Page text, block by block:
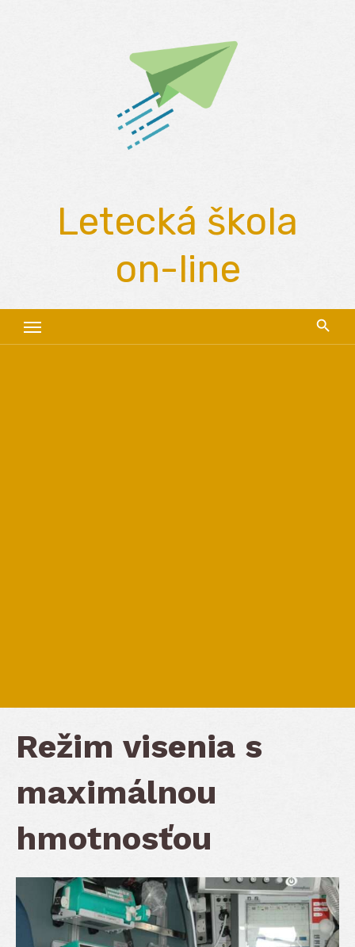
Letecká škola
on-line
Režim visenia s
maximálnou
hmotnosťou